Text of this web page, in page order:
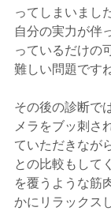
ってしまいまし
自分の実力が伴
っているだけの
難しい問題ですね
その後の診断で
メラをブッ刺さ
ていただきなが
との比較もして
を覆うような筋
かにリラックス